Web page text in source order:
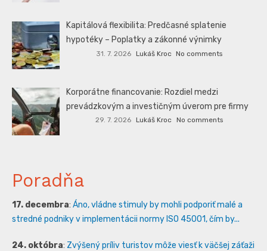
Kapitálová flexibilita: Predčasné splatenie
hypotéky – Poplatky a zákonné výnimky
31. 7. 2026 Lukáš Kroc No comments
Korporátne financovanie: Rozdiel medzi
prevádzkovým a investičným úverom pre firmy
29. 7. 2026 Lukáš Kroc No comments
Poradňa
17. decembra: Áno, vládne stimuly by mohli podporiť malé a
stredné podniky v implementácii normy ISO 45001, čím by...
24. októbra: Zvýšený príliv turistov môže viesť k väčšej záťaži